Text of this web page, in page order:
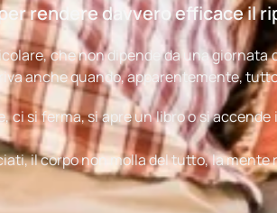
rendere davvero efficace il
che non dipende da una
anche quando, apparentemente,
ci si ferma, si apre un libro o si
il corpo non molla del tutto, la